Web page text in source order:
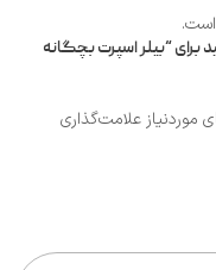
برای “بیلر اسپرت بچگانه
علامت‌گذاری